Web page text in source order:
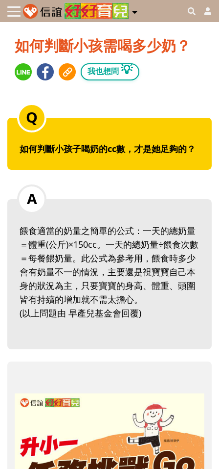
如何判斷小孩需喝多少奶？
我也想問 💡
如何判斷小孩子喝奶的cc數，才是她足夠的？
餵食適當的奶量之簡單的公式：一天的總奶量
＝體重(公斤)×150cc。一天的總奶量÷餵食次數
＝每餐餵奶量。此公式為參考用，餵食時多少
會有奶量不一的情況，主要還是視寶寶自己本
身的狀況為主，只要寶寶的身高、體重、頭圍
皆有持續的增加就不需太擔心。
(以上問題由 早產兒基金會回覆)